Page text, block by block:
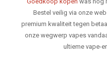
Bestel veilig via onze
premium kwaliteit tegen
onze wegwerp vapes
ultieme vape-